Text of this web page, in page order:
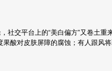
社交平台上的“美白偏方”又卷土重
果酸对皮肤屏障的腐蚀；有人跟风